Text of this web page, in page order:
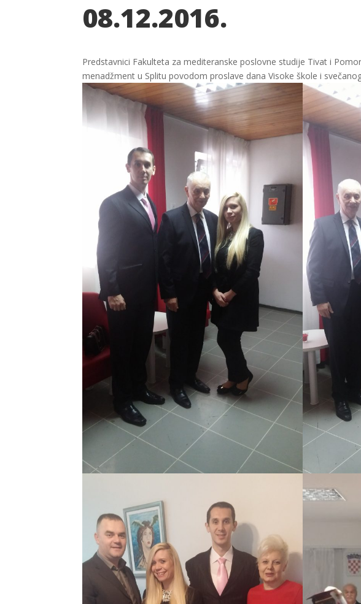
08.12.2016.
Predstavnici Fakulteta za mediteranske poslovne studije Tivat i
menadžment u Splitu povodom proslave dana Visoke škole i